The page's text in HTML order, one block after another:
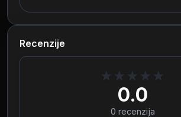
Recenzije
★ ★ ★ ★ ★
0.0
0 recenzija